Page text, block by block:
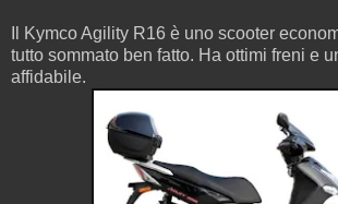
Il Kymco Agility R16 è uno scooter
tutto sommato ben fatto. Ha ottimi freni e
affidabile.